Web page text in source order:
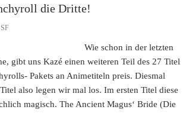
die Dritte!
SF
Wie schon in der letzten
gibt uns Kazé einen weiteren Teil des 27 Titel
Pakets an Animetiteln preis. Diesmal
also legen wir mal los. Im ersten Titel diese
magisch. The Ancient Magus‘ Bride (Die